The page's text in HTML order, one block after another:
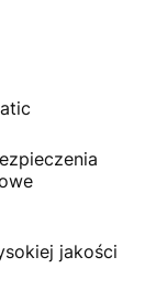
jakości